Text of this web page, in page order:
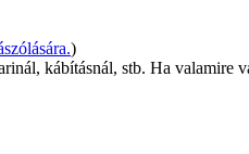
)
kábításnál, stb. Ha